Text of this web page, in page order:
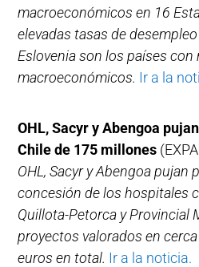
macroeconómicos en 16
elevadas tasas de
Eslovenia son los países
macroeconómicos. Ir a la
OHL, Sacyr y Abengoa
Chile de 175 millones
OHL, Sacyr y Abengoa pujan
concesión de los hospitales
Quillota-Petorca y Provincial
proyectos valorados en
euros en total. Ir a la noticia.